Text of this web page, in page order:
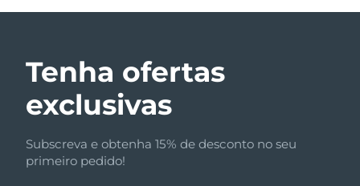
Tenha ofertas
exclusivas
Subscreva e obtenha 15% de desconto no seu
primeiro pedido!